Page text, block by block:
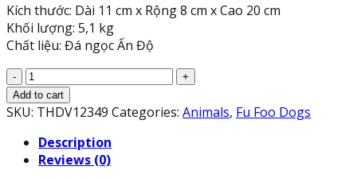
Kích thước: Dài 11 cm x Rộng 8 cm x Cao 20 cm
Khối lượng: 5,1 kg
Chất liệu: Đá ngọc Ấn Độ
Cặp
tượng
Kỳ
phong
thủy
Add to cart
SKU: THDV12349 Categories: Animals, Fu Foo Dogs
Description
Reviews (0)